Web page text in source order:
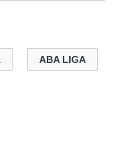
ABA LIGA